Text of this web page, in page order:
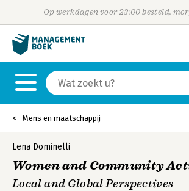
Op werkdagen voor 23:00 besteld,
Mens en maatschappij
Lena Dominelli
Women and Community
Local and Global Perspectives